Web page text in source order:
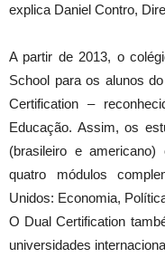
explica Daniel Contro,
A partir de 2013, o
School para os alunos
Certification –
Educação. Assim, os
(brasileiro e
quatro módulos
Unidos: Economia,
O Dual Certification
universidades